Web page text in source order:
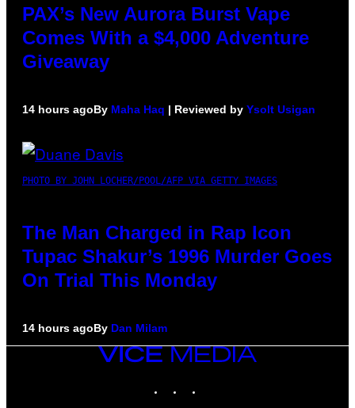
PAX’s New Aurora Burst Vape
Comes With a $4,000 Adventure
Giveaway
14 hours agoBy Maha Haq | Reviewed by Ysolt Usigan
PHOTO BY JOHN LOCHER/POOL/AFP VIA GETTY IMAGES
The Man Charged in Rap Icon
Tupac Shakur’s 1996 Murder Goes
On Trial This Monday
14 hours agoBy Dan Milam
VICE